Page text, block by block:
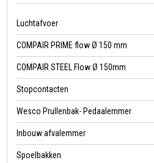
Luchtafvoer
COMPAIR PRIME flow Ø 150 mm
COMPAIR STEEL Flow Ø 150mm
Stopcontacten
Wesco Prullenbak- Pedaalemmer
Inbouw afvalemmer
Spoelbakken